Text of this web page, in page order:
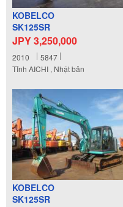
KOBELCO
SK125SR
JPY 3,250,000
2010
5847
Tỉnh AICHI , Nhật bản
KOBELCO
SK125SR